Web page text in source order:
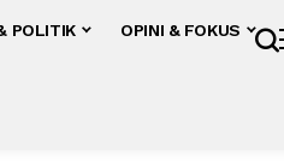
POLITIK OPINI & FOKUS